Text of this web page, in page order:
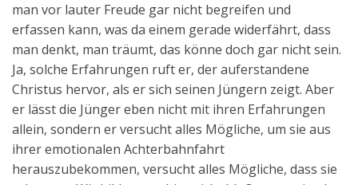
man vor lauter Freude gar nicht begreifen und
erfassen kann, was da einem gerade widerfährt, dass
man denkt, man träumt, das könne doch gar nicht sein.
Ja, solche Erfahrungen ruft er, der auferstandene
Christus hervor, als er sich seinen Jüngern zeigt. Aber
er lässt die Jünger eben nicht mit ihren Erfahrungen
allein, sondern er versucht alles Mögliche, um sie aus
ihrer emotionalen Achterbahnfahrt
herauszubekommen, versucht alles Mögliche, dass sie